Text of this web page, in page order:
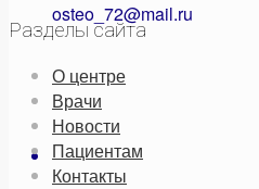
osteo_72@mail.ru
Разделы сайта
О центре
Врачи
Новости
Пациентам
Контакты